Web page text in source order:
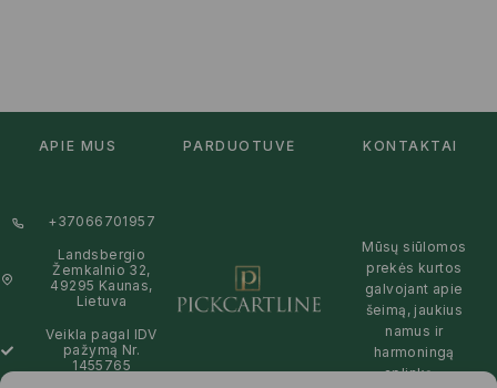
APIE MUS PARDUOTUVĖ KONTAKTAI
+37066701957
Landsbergio
Žemkalnio 32,
49295 Kaunas,
Lietuva
Veikla pagal IDV
pažymą Nr.
1455765
Mūsų siūlomos
prekės kurtos
galvojant apie
šeimą, jaukius
namus ir
harmoningą
aplinką –